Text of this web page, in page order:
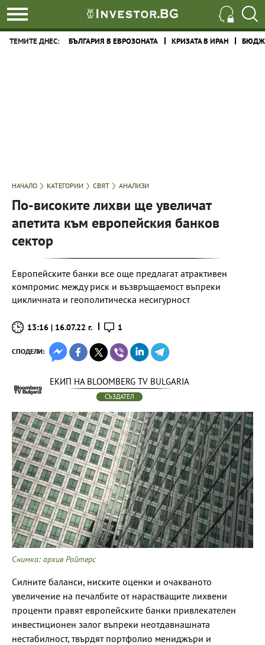
ТЕМИТЕ ДНЕС: БЪЛГАРИЯ В ЕВРОЗОНАТА КРИЗАТА В ИРАН
НАЧАЛО КАТЕГОРИИ СВЯТ АНАЛИЗИ
По-високите лихви ще увеличат
апетита към европейския банков
сектор
Европейските банки все още предлагат атрактивен
компромис между риск и възвръщаемост въпреки
цикличната и геополитическа несигурност
13:16 | 16.07.22 г. 1
СПОДЕЛИ:
ЕКИП НА BLOOMBERG TV BULGARIA
СЪЗДАТЕЛ
Снимка: архив Ройтерс
Силните баланси, ниските оценки и очакваното
увеличение на печалбите от нарастващите лихвени
проценти правят европейските банки привлекателен
инвестиционен залог въпреки неотдавнашната
нестабилност, твърдят портфолио мениджъри и